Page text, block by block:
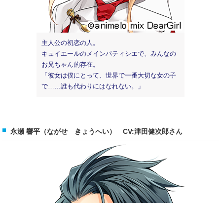
主人公の初恋の人。
キュイエールのメインパティシエで、みんなの
お兄ちゃん的存在。
「彼女は僕にとって、世界で一番大切な女の子
で……誰も代わりにはなれない。」
永瀬 響平（ながせ きょうへい） CV:津田健次郎さん